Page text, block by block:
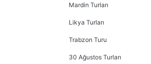
Mardin Turları
Likya Turları
Trabzon Turu
30 Ağustos Turları